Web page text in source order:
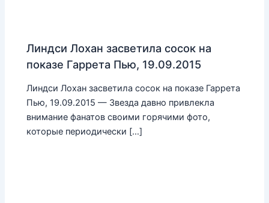
Линдси Лохан засветила сосок на
показе Гаррета Пью, 19.09.2015
Линдси Лохан засветила сосок на показе Гаррета
Пью, 19.09.2015 — Звезда давно привлекла
внимание фанатов своими горячими фото,
которые периодически […]